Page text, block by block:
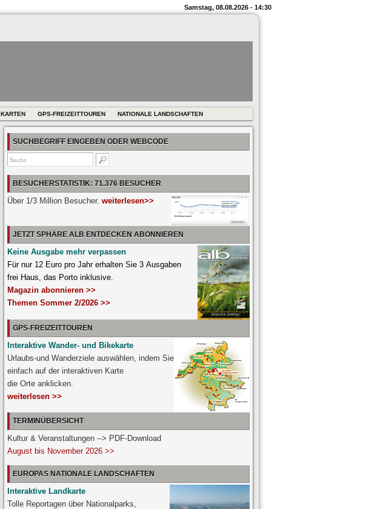
Samstag, 08.08.2026 - 14:30
KARTEN GPS-FREIZEITTOUREN NATIONALE LANDSCHAFTEN
SUCHBEGRIFF EINGEBEN ODER WEBCODE
BESUCHERSTATISTIK: 71.376 BESUCHER
Über 1/3 Million Besucher. weiterlesen>>
JETZT SPHÄRE ALB ENTDECKEN ABONNIEREN
Keine Ausgabe mehr verpassen
Für nur 12 Euro pro Jahr erhalten Sie 3 Ausgaben
frei Haus, das Porto inklusive.
Magazin abonnieren >>
Themen Sommer 2/2026 >>
GPS-FREIZEITTOUREN
Interaktive Wander- und Bikekarte
Urlaubs-und Wanderziele auswählen, indem Sie
einfach auf der interaktiven Karte
die Orte anklicken.
weiterlesen >>
TERMINÜBERSICHT
Kultur & Veranstaltungen --> PDF-Download
August bis November 2026 >>
EUROPAS NATIONALE LANDSCHAFTEN
Interaktive Landkarte
Tolle Reportagen über Nationalparks,